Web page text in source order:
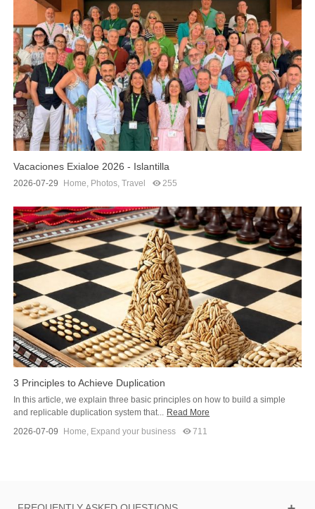
Vacaciones Exialoe 2026 - Islantilla
2026-07-29 Home Photos ,Travel 255
3 Principles to Achieve Duplication
In this article, we explain three basic principles on how to build a simple
and replicable duplication system that... Read More
2026-07-09
Home, Expand your business 711